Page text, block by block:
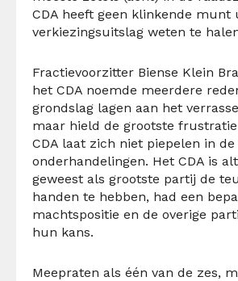
CDA heeft geen klinkende munt
verkiezingsuitslag weten te
Fractievoorzitter Biense Klein
het CDA noemde meerdere
grondslag lagen aan het
maar hield de grootste
CDA laat zich niet piepelen in de
onderhandelingen. Het CDA is
geweest als grootste partij de
handen te hebben, had een
machtspositie en de overige
hun kans.
Meepraten als één van de zes,